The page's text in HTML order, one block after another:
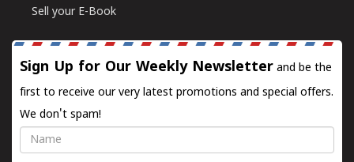
Sell your E-Book
Sign Up for Our Weekly Newsletter and be the
first to receive our very latest promotions and special offers.
We don't spam!
Name